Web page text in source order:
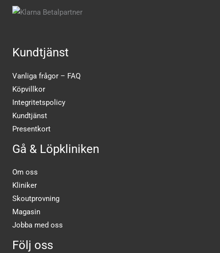
Kundtjänst
Vanliga frågor – FAQ
Köpvillkor
Integritetspolicy
Kundtjänst
Presentkort
Gå & Löpkliniken
Om oss
Kliniker
Skoutprovning
Magasin
Jobba med oss
Följ oss